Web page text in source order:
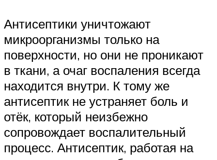
Антисептики уничтожают
микроорганизмы только на
поверхности, но они не проникают
в ткани, а очаг воспаления всегда
находится внутри. К тому же
антисептик не устраняет боль и
отёк, который неизбежно
сопровождает воспалительный
процесс. Антисептик, работая на